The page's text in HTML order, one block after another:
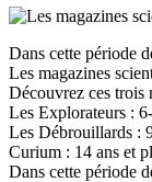
Dans cette période
Les magazines
Découvrez ces trois
Les Explorateurs :
Les Débrouillards :
Curium : 14 ans et
Dans cette période